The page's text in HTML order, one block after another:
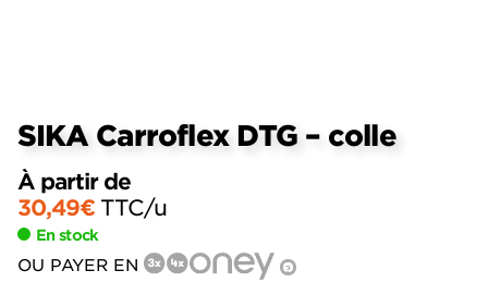
SIKA Carroflex DTG – colle
À partir de
30,49€ TTC/u
En stock
OU PAYER EN ?